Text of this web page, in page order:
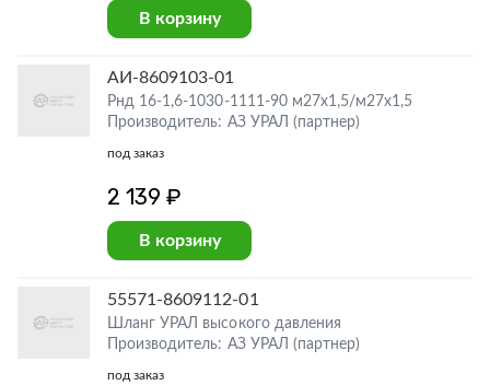
В корзину
АИ-8609103-01
Рнд 16-1,6-1030-1111-90 м27х1,5/м27х1,5
Производитель: АЗ УРАЛ (партнер)
под заказ
2 139 ₽
В корзину
55571-8609112-01
Шланг УРАЛ высокого давления
Производитель: АЗ УРАЛ (партнер)
под заказ